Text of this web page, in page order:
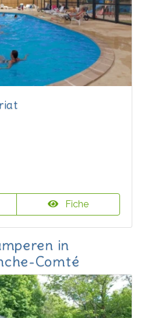
Fiche
in
Comté